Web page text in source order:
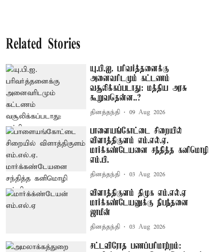
Related Stories
யு.பி.ஐ. பரிவர்த்தனைக்கு
அனைவரிடமும் கட்டணம்
வசூலிக்கப்படாது: மத்திய அரசு
கூறுவதென்ன..?
தினத்தந்தி 09 Aug 2026
பாளையங்கோட்டை சிறையில்
விளாத்திகுளம் எம்.எல்.ஏ.
மார்க்கண்டேயனை சந்தித்த கனிமொழி
எம்.பி.
தினத்தந்தி 03 Aug 2026
விளாத்திகுளம் திமுக எம்.எல்.ஏ
மார்க்கண்டேயனுக்கு நிபந்தனை
ஜாமீன்
தினத்தந்தி 03 Aug 2026
சட்டவிரோத பணப்பரிமாற்றம்: